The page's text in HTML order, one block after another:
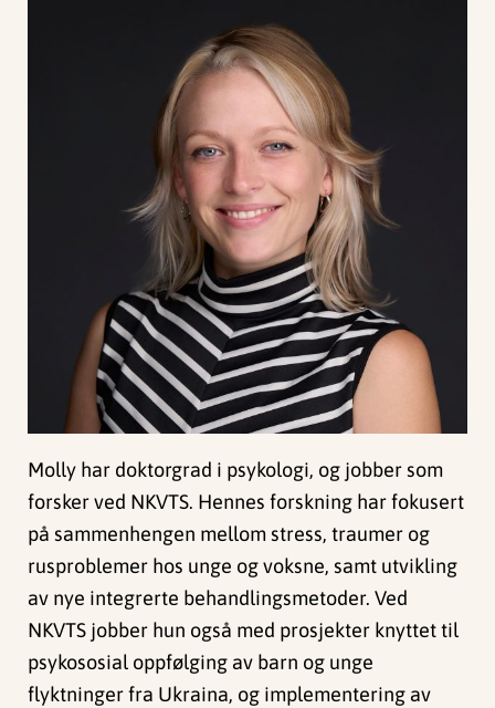
Molly har doktorgrad i psykologi, og jobber som
forsker ved NKVTS. Hennes forskning har fokusert
på sammenhengen mellom stress, traumer og
rusproblemer hos unge og voksne, samt utvikling
av nye integrerte behandlingsmetoder. Ved
NKVTS jobber hun også med prosjekter knyttet til
psykososial oppfølging av barn og unge
flyktninger fra Ukraina, og implementering av